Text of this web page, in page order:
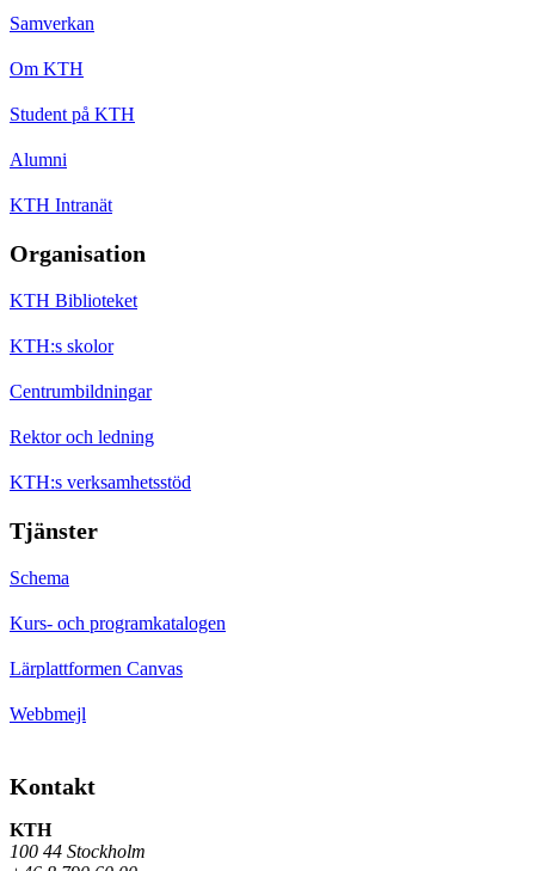
Samverkan
Om KTH
Student på KTH
Alumni
KTH Intranät
Organisation
KTH Biblioteket
KTH:s skolor
Centrumbildningar
Rektor och ledning
KTH:s verksamhetsstöd
Tjänster
Schema
Kurs- och programkatalogen
Lärplattformen Canvas
Webbmejl
Kontakt
KTH
100 44 Stockholm